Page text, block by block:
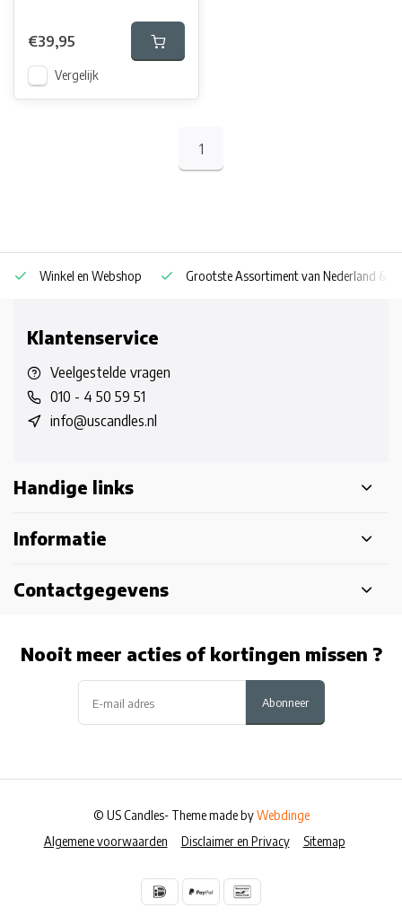
€39,95
Vergelijk
1
Winkel en Webshop Grootste Assortiment van Nederland &
Klantenservice
Veelgestelde vragen
010 - 4 50 59 51
info@uscandles.nl
Handige links
Informatie
Contactgegevens
Nooit meer acties of kortingen missen ?
Abonneer
Algemene voorwaarden Disclaimer en Privacy Sitemap
© US Candles- Theme made byWebdinge